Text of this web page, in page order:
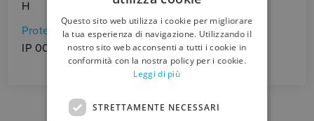
H
Protezione
IP 00
ENGLISH
Questo sito web utilizza i cookie per migliorare
la tua esperienza di navigazione. Utilizzando il
nostro sito web acconsenti a tutti i cookie in
conformità con la nostra policy per i cookie.
Leggi di più
STRETTAMENTE NECESSARI